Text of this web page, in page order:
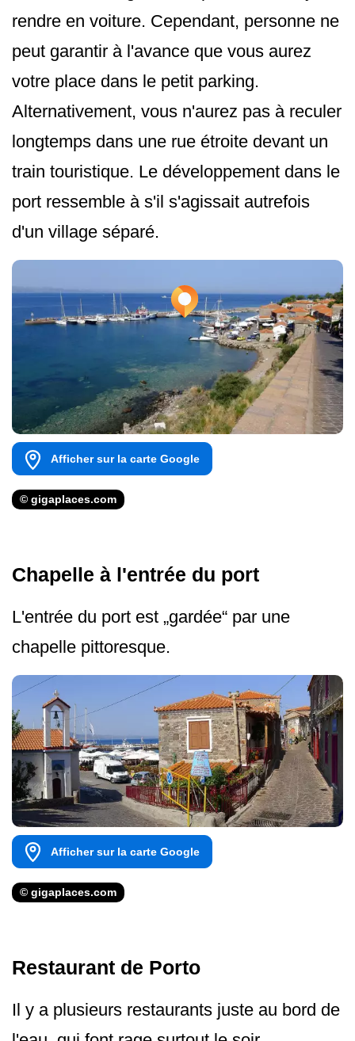
rendre en voiture. Cependant, personne ne
peut garantir à l'avance que vous aurez
votre place dans le petit parking.
Alternativement, vous n'aurez pas à reculer
longtemps dans une rue étroite devant un
train touristique. Le développement dans le
port ressemble à s'il s'agissait autrefois
d'un village séparé.
Afficher sur la carte Google
© gigaplaces.com
Chapelle à l'entrée du port
L'entrée du port est „gardée“ par une
chapelle pittoresque.
Afficher sur la carte Google
© gigaplaces.com
Restaurant de Porto
Il y a plusieurs restaurants juste au bord de